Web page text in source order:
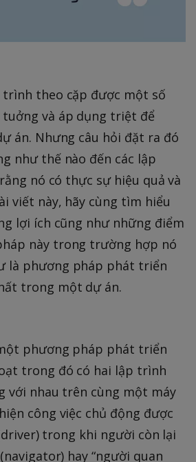
trình theo cặp được một số
và áp dụng triệt để
án. Nhưng câu hỏi đặt ra đó
như thế nào đến các lập
nó có thực sự hiệu quả và
viết này, hãy cùng tìm hiểu
lợi ích cũng như những điểm
này trong trường hợp nó
là phương pháp phát triển
trong một dự án.
phương pháp phát triển
trong đó có hai lập trình
với nhau trên cùng một máy
công việc chủ động được
trong khi người còn lại
hay “người quan